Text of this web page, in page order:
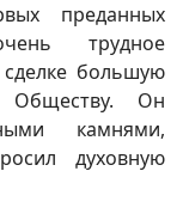
преданных
трудное
большую
Обществу. Он
камнями,
духовную